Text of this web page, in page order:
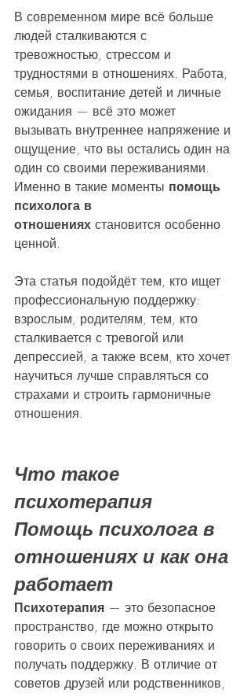
В современном мире всё больше
людей сталкиваются с
тревожностью, стрессом и
трудностями в отношениях. Работа,
семья, воспитание детей и личные
ожидания — всё это может
вызывать внутреннее напряжение и
ощущение, что вы остались один на
один со своими переживаниями.
Именно в такие моменты помощь
психолога в
отношениях становится особенно
ценной.
Эта статья подойдёт тем, кто ищет
профессиональную поддержку:
взрослым, родителям, тем, кто
сталкивается с тревогой или
депрессией, а также всем, кто хочет
научиться лучше справляться со
страхами и строить гармоничные
отношения.
Что такое
психотерапия
Помощь психолога в
отношениях и как она
работает
Психотерапия — это безопасное
пространство, где можно открыто
говорить о своих переживаниях и
получать поддержку. В отличие от
советов друзей или родственников,